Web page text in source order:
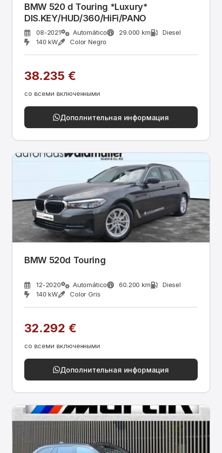
BMW 520 d Touring *Luxury*
DIS.KEY/HUD/360/HiFi/PANO
08-2021 Automático 29.000 km
Diesel
140 kW
Color Negro
38.235 €
со всеми включенными
Дополнительная информация
BMW 520d Touring
12-2020 Automático 60.200 km
Diesel
140 kW
Color Gris
32.292 €
со всеми включенными
Дополнительная информация